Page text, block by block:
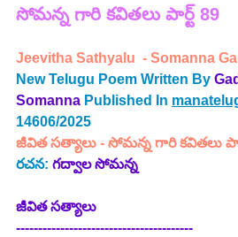
సోమన్న గారి కవితలు పార్ట్ 89
Jeevitha Sathyalu  - Somanna
New Telugu Poem Written By
Somanna Published In
14606/2025
జీవిత సత్యాలు - సోమన్న గారి కవితలు
రచన: గద్వాల సోమన్న
జీవిత సత్యాలు
----------------------------------------